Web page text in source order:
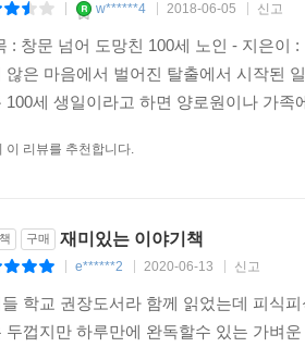
w******4 2018-06-05 신고
: 창문 넘어 도망친 100세 노인 - 지은이
않은 마음에서 벌어진 탈출에서 시작된
100세 생일이라고 하면 양로원이나 가
이 리뷰를 추천합니다.
구매 재미있는 이야기책
e******2 2020-06-13 신고
학교 권장도서라 함께 읽었는데 피식
두껍지만 하루만에 완독할수 있는 가벼